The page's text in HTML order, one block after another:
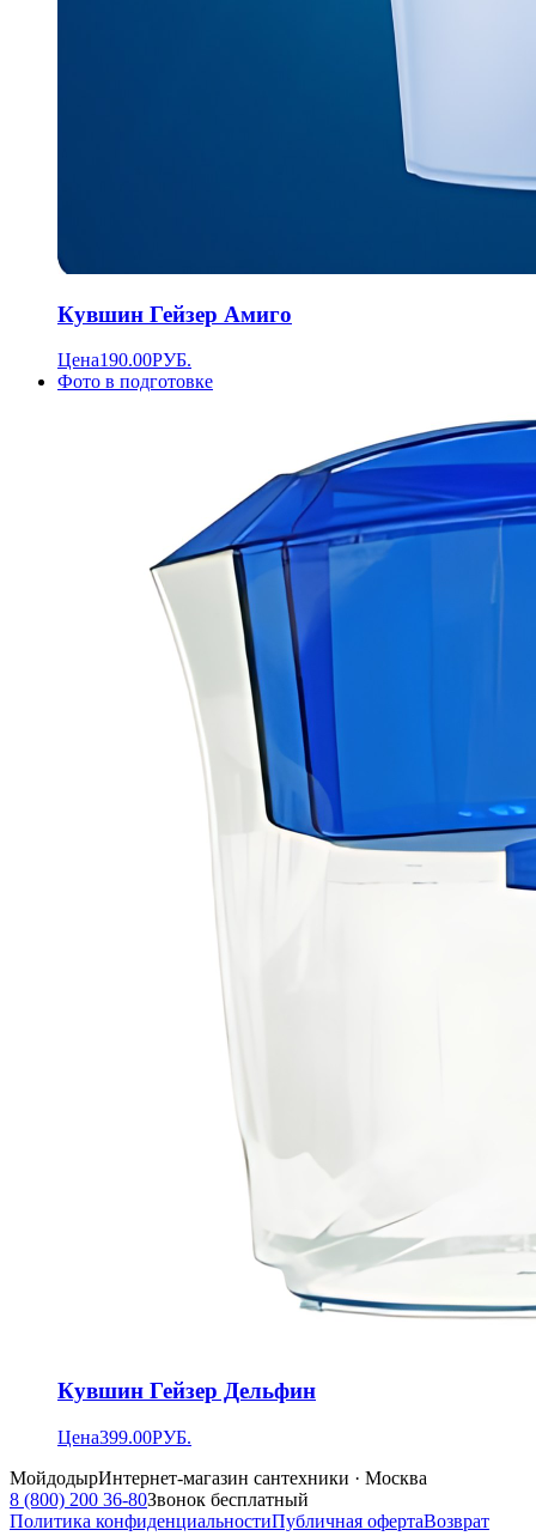
Кувшин Гейзер Амиго
Цена190.00РУБ.
Фото в подготовке
Кувшин Гейзер Дельфин
Цена399.00РУБ.
МойдодырИнтернет-магазин сантехники · Москва
8 (800) 200 36-80Звонок бесплатный
Политика конфиденциальностиПубличная офертаВозврат